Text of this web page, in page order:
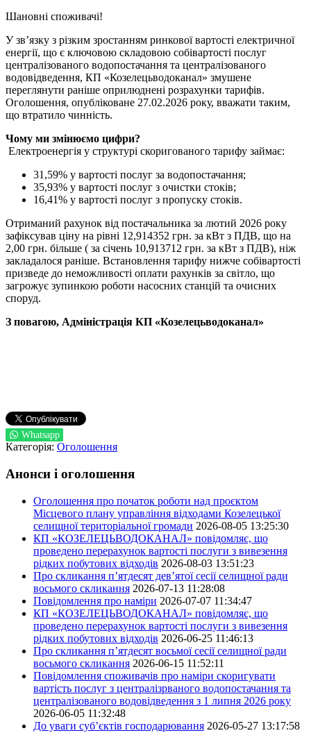
Шановні споживачі!
У зв’язку з різким зростанням ринкової вартості електричної
енергії, що є ключовою складовою собівартості послуг
централізованого водопостачання та централізованого
водовідведення, КП «Козелецьводоканал» змушене
переглянути раніше оприлюднені розрахунки тарифів.
Оголошення, опубліковане 27.02.2026 року, вважати таким,
що втратило чинність.
Чому ми змінюємо цифри?
Електроенергія у структурі скоригованого тарифу займає:
31,59% у вартості послуг за водопостачання;
35,93% у вартості послуг з очистки стоків;
16,41% у вартості послуг з пропуску стоків.
Отриманий рахунок від постачальника за лютий 2026 року
зафіксував ціну на рівні 12,914352 грн. за кВт з ПДВ, що на
2,00 грн. більше ( за січень 10,913712 грн. за кВт з ПДВ), ніж
закладалося раніше. Встановлення тарифу нижче собівартості
призведе до неможливості оплати рахунків за світло, що
загрожує зупинкою роботи насосних станцій та очисних
споруд.
З повагою, Адміністрація КП «Козелецьводоканал»
Whatsapp
Категорія: Оголошення
Анонси і оголошення
Оголошення про початок роботи над проєктом
Місцевого плану управління відходами Козелецької
селищної територіальної громади 2026-08-05 13:25:30
КП «КОЗЕЛЕЦЬВОДОКАНАЛ» повідомляє, що
проведено перерахунок вартості послуги з вивезення
рідких побутових відходів 2026-08-03 13:51:23
Про скликання п’ятдесят дев’ятої сесії селищної ради
восьмого скликання 2026-07-13 11:28:08
Повідомлення про наміри 2026-07-07 11:34:47
КП «КОЗЕЛЕЦЬВОДОКАНАЛ» повідомляє, що
проведено перерахунок вартості послуги з вивезення
рідких побутових відходів 2026-06-25 11:46:13
Про скликання п’ятдесят восьмої сесії селищної ради
восьмого скликання 2026-06-15 11:52:11
Повідомлення споживачів про наміри скоригувати
вартість послуг з централізрваного водопостачання та
централізованого водовідведення з 1 липня 2026 року
2026-06-05 11:32:48
До уваги суб’єктів господарювання 2026-05-27 13:17:58